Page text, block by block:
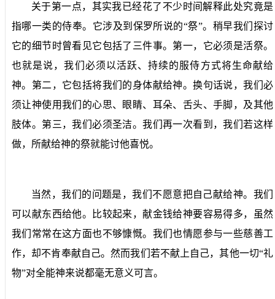
关于第一点，其实我已经花了不少时间解释此处究竟是
指哪一类的侍奉。它涉及到保罗所说的“祭”。稍早我们探讨
它的细节时曾看见它包括了三件事。第一，它必须是活祭。
也就是说，我们必须以活跃、持续的服侍方式将生命献给
神。第二，它包括将我们的身体献给神。换句话说，我们必
须让神使用我们的心思、眼睛、耳朵、舌头、手脚，及其他
肢体。第三，我们必须圣洁。我们再一次看到，我们若这样
做，所献给神的祭就能讨他喜悦。
当然，我们的问题是，我们不愿意把自己献给神。我们
可以献东西给他。比较起来，献金钱给神要容易得多，虽然
我们常常在这方面也不够慷慨。我们也情愿参与一些慈善工
作，却不肯奉献自己。然而我们若不献上自己，其他一切“礼
物”对全能神来说都毫无意义可言。